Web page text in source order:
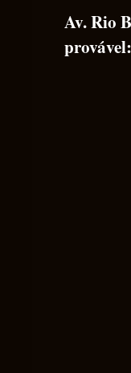
Av. Rio